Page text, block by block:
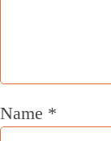
Name *